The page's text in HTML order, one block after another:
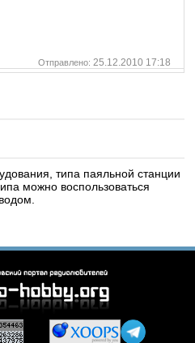
Отправлено: 25.12.2010 17:18
типа паяльной станции
можно воспользоваться